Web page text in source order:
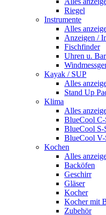
Riegel
Instrumente
Alles
Anzeigen /
Fischfinder
Uhren u.
Kayak / SUP
Alles
Stand Up
Klima
Alles
BlueCool C-
BlueCool S-
BlueCool V-
Kochen
Alles
Backöfen
Geschirr
Gläser
Kocher
Kocher mit
Zubehör